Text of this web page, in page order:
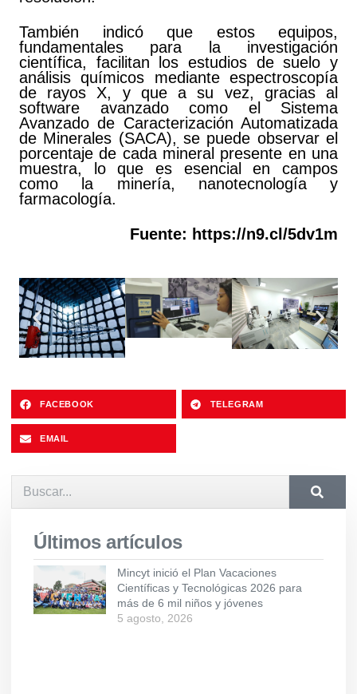
También indicó que estos equipos,
fundamentales para la investigación
científica, facilitan los estudios de suelo y
análisis químicos mediante espectroscopía
de rayos X, y que a su vez, gracias al
software avanzado como el Sistema
Avanzado de Caracterización Automatizada
de Minerales (SACA), se puede observar el
porcentaje de cada mineral presente en una
muestra, lo que es esencial en campos
como la minería, nanotecnología y
farmacología.
Fuente: https://n9.cl/5dv1m
FACEBOOK TELEGRAM
EMAIL
Últimos artículos
Mincyt inició el Plan Vacaciones
Científicas y Tecnológicas 2026 para
más de 6 mil niños y jóvenes
5 agosto, 2026